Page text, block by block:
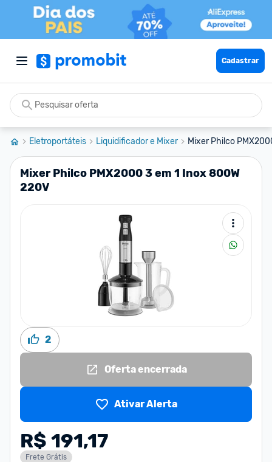
Cadastrar
Eletroportáteis Liquidificador e Mixer Mixer Philco
Mixer Philco PMX2000 3 em 1 Inox 800W
220V
2
Oferta encerrada
Ativar Alerta
R$ 191,17
Frete Grátis